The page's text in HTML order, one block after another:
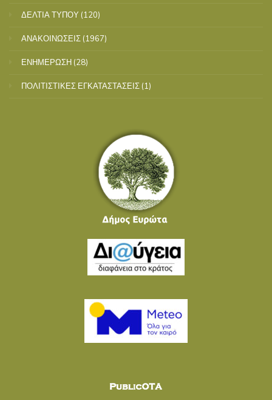
ΔΕΛΤΙΑ ΤΥΠΟΥ (120)
ΑΝΑΚΟΙΝΩΣΕΙΣ (1967)
ΕΝΗΜΕΡΩΣΗ (28)
ΠΟΛΙΤΙΣΤΙΚΕΣ ΕΓΚΑΤΑΣΤΑΣΕΙΣ (1)